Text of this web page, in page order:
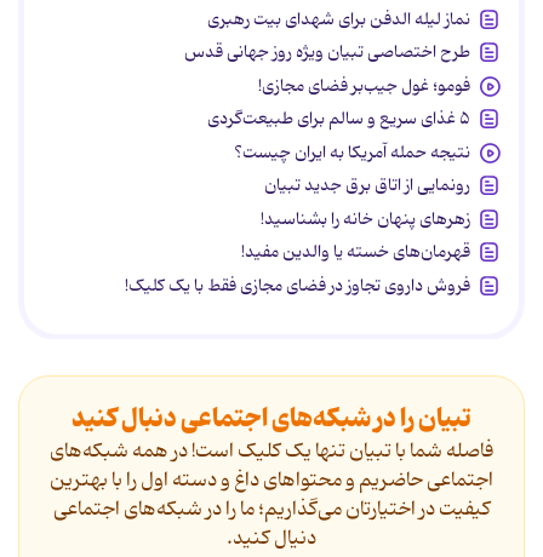
نماز لیله الدفن برای شهدای بیت رهبری
طرح اختصاصی تبیان ویژه روز جهانی قدس
فومو؛ غول جیب‌بر فضای مجازی!
۵ غذای سریع و سالم برای طبیعت‌گردی
نتیجه حمله آمریکا به ایران چیست؟
رونمایی از اتاق برق جدید تبیان
زهرهای پنهان خانه را بشناسید!
قهرمان‌های خسته یا والدین مفید!
فروش داروی تجاوز در فضای مجازی فقط با یک کلیک!
تبیان را در شبکه‌های اجتماعی دنبال کنید
فاصله شما با تبیان تنها یک کلیک است! در همه شبکه‌های
اجتماعی حاضریم و محتواهای داغ و دسته اول را با بهترین
کیفیت در اختیارتان می‌گذاریم؛ ما را در شبکه‌های اجتماعی
دنیال کنید.